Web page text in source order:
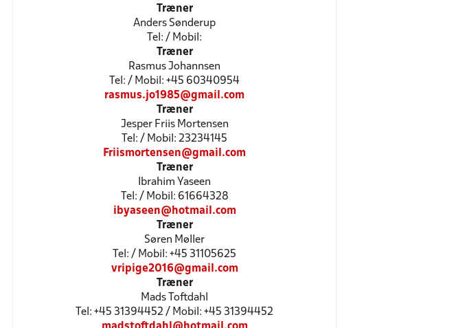
Træner
Anders Sønderup
Tel: / Mobil:
Træner
Rasmus Johannsen
Tel: / Mobil: +45 60340954
rasmus.jo1985@gmail.com
Træner
Jesper Friis Mortensen
Tel: / Mobil: 23234145
Friismortensen@gmail.com
Træner
Ibrahim Yaseen
Tel: / Mobil: 61664328
ibyaseen@hotmail.com
Træner
Søren Møller
Tel: / Mobil: +45 31105625
vripige2016@gmail.com
Træner
Mads Toftdahl
Tel: +45 31394452 / Mobil: +45 31394452